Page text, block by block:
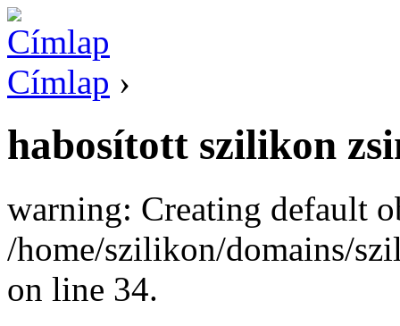
Címlap ›
habosított szilikon
warning: Creating default
/home/szilikon/domains/
on line 34.